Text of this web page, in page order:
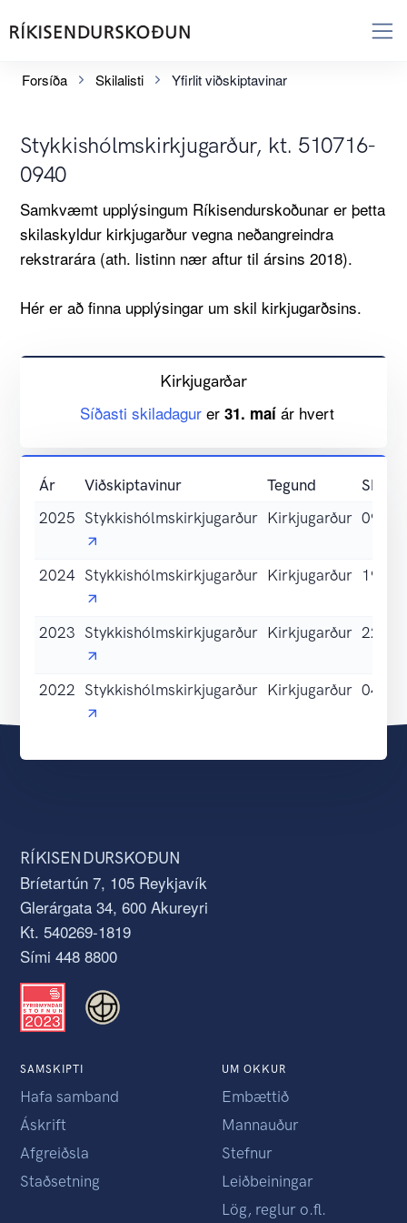
Forsíða Skilalisti Yfirlit viðskiptavinar
Stykkishólmskirkjugarður, kt. 510716-
0940
Samkvæmt upplýsingum Ríkisendurskoðunar er þetta
skilaskyldur kirkjugarður vegna neðangreindra
rekstrarára (ath. listinn nær aftur til ársins 2018).
Hér er að finna upplýsingar um skil kirkjugarðsins.
Kirkjugarðar
Síðasti skiladagur er 31. maí ár hvert
Ár Viðskiptavinur Tegund
2025 Stykkishólmskirkjugarður Kirkjugarður
2024 Stykkishólmskirkjugarður Kirkjugarður
2023 Stykkishólmskirkjugarður Kirkjugarður
2022 Stykkishólmskirkjugarður Kirkjugarður
RÍKISENDURSKOÐUN
Bríetartún 7, 105 Reykjavík
Glerárgata 34, 600 Akureyri
Kt. 540269-1819
Sími 448 8800
SAMSKIPTI
Hafa samband
Áskrift
Afgreiðsla
Staðsetning
UM OKKUR
Embættið
Mannauður
Stefnur
Leiðbeiningar
Lög, reglur o.fl.